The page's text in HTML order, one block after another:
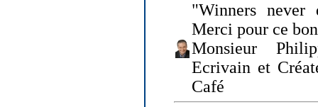
"Winners
Merci pour ce
Monsieur
Ecrivain et
Café